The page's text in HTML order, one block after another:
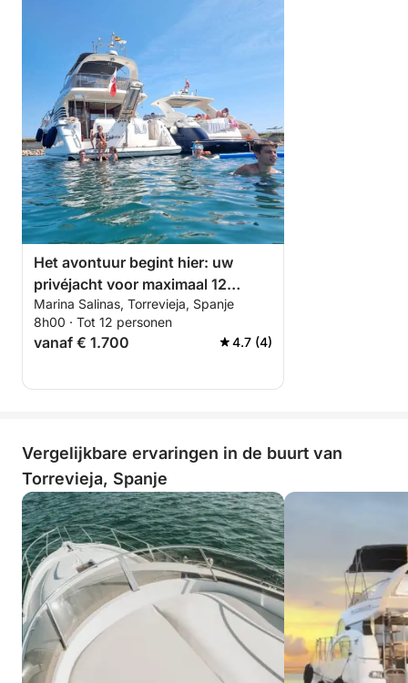
Het avontuur begint hier: uw
privéjacht voor maximaal 12
personen, voor een tocht van 8
uur, vertrekkend vanuit Marina
Salinas in Torrevieja.
Marina Salinas, Torrevieja, Spanje
8h00 · Tot 12 personen
vanaf € 1.700 4.7 (4)
Vergelijkbare ervaringen in de buurt van
Torrevieja, Spanje